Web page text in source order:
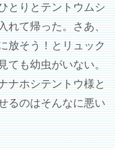
とりとテントウムシ
れて帰った。さあ、
放そう！とリュック
ても幼虫がいない。
ナホシテントウ様と
るのはそんなに悪い